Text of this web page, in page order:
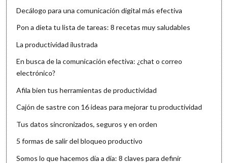
Decálogo para una comunicación digital más efectiva
Pon a dieta tu lista de tareas: 8 recetas muy saludables
La productividad ilustrada
En busca de la comunicación efectiva: ¿chat o correo
electrónico?
Afila bien tus herramientas de productividad
Cajón de sastre con 16 ideas para mejorar tu productividad
Tus datos sincronizados, seguros y en orden
5 formas de salir del bloqueo productivo
Somos lo que hacemos día a día: 8 claves para definir